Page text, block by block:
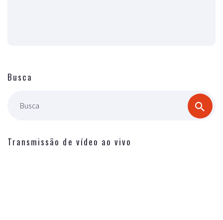
Busca
Busca
Transmissão de vídeo ao vivo